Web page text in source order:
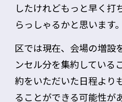
したけれどもっと早く打
らっしゃるかと思います。
区では現在、会場の増設
ンセル分を集約している
約をいただいた日程より
ることができる可能性が